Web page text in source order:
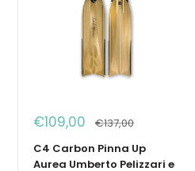
Prezzo
scontato
€109,00 Prezzo
€137,00
C4 Carbon Pinna Up
Aurea Umberto Pelizzari e